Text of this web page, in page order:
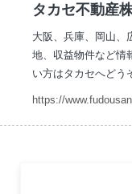
タカセ不動産
大阪、兵庫、岡山、
地、収益物件など情
い方はタカセへどう
https://